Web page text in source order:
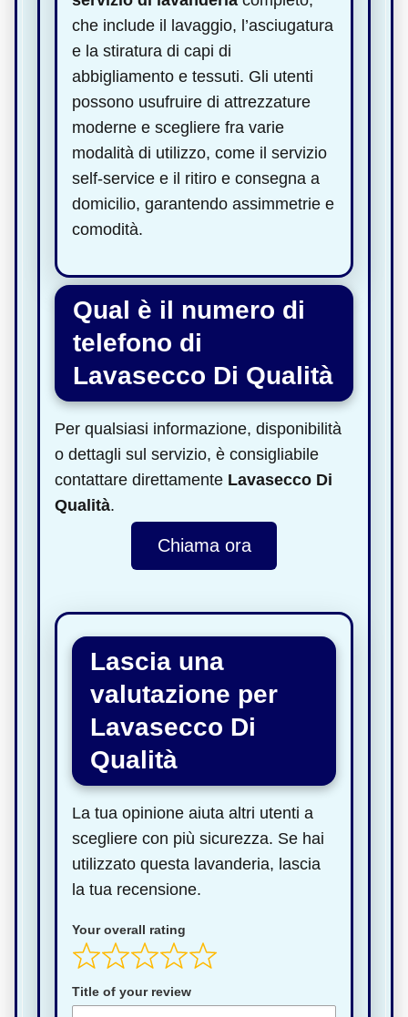
che include il lavaggio, l’asciugatura
e la stiratura di capi di
abbigliamento e tessuti. Gli utenti
possono usufruire di attrezzature
moderne e scegliere fra varie
modalità di utilizzo, come il servizio
self-service e il ritiro e consegna a
domicilio, garantendo assimmetrie e
comodità.
Qual è il numero di
telefono di
Lavasecco Di Qualità
Per qualsiasi informazione, disponibilità
o dettagli sul servizio, è consigliabile
contattare direttamente Lavasecco Di
Qualità.
Chiama ora
Lascia una
valutazione per
Lavasecco Di
Qualità
La tua opinione aiuta altri utenti a
scegliere con più sicurezza. Se hai
utilizzato questa lavanderia, lascia
la tua recensione.
Your overall rating
Title of your review